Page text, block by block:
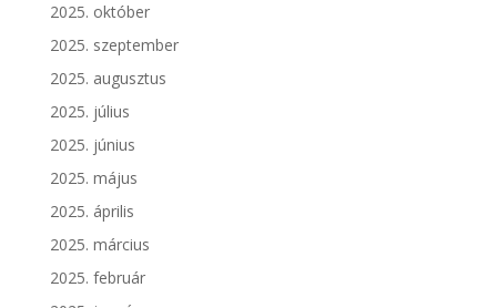
2025. október
2025. szeptember
2025. augusztus
2025. július
2025. június
2025. május
2025. április
2025. március
2025. február